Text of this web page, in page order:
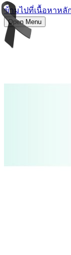
ข้ามไปที่เนื้อหาหลั
Open Menu